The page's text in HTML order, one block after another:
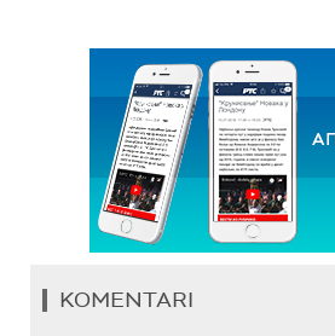
KOMENTARI